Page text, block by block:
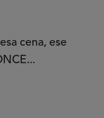
cena, ese